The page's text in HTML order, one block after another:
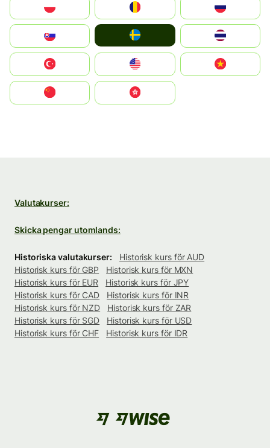
United States
中國香港特別行政區
Valutakurser:
Skicka pengar utomlands:
Historiska valutakurser:
Historisk kurs för AUD
Historisk kurs för GBP
Historisk kurs för MXN
Historisk kurs för EUR
Historisk kurs för JPY
Historisk kurs för CAD
Historisk kurs för INR
Historisk kurs för NZD
Historisk kurs för ZAR
Historisk kurs för SGD
Historisk kurs för USD
Historisk kurs för CHF
Historisk kurs för IDR